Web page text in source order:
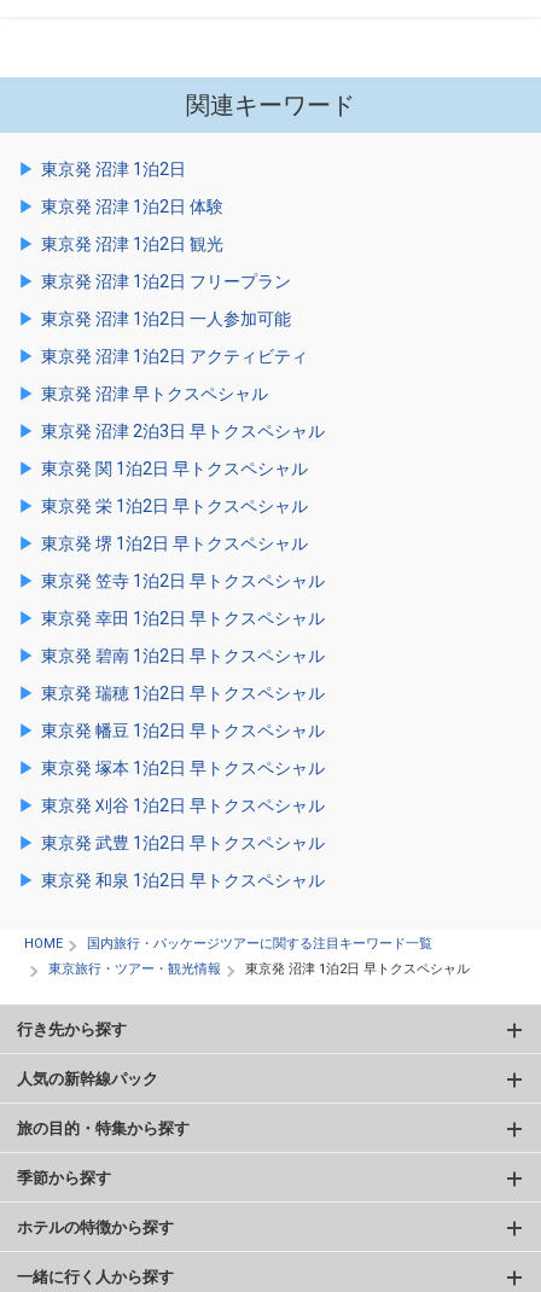
関連キーワード
東京発 沼津 1泊2日
東京発 沼津 1泊2日 体験
東京発 沼津 1泊2日 観光
東京発 沼津 1泊2日 フリープラン
東京発 沼津 1泊2日 一人参加可能
東京発 沼津 1泊2日 アクティビティ
東京発 沼津 早トクスペシャル
東京発 沼津 2泊3日 早トクスペシャル
東京発 関 1泊2日 早トクスペシャル
東京発 栄 1泊2日 早トクスペシャル
東京発 堺 1泊2日 早トクスペシャル
東京発 笠寺 1泊2日 早トクスペシャル
東京発 幸田 1泊2日 早トクスペシャル
東京発 碧南 1泊2日 早トクスペシャル
東京発 瑞穂 1泊2日 早トクスペシャル
東京発 幡豆 1泊2日 早トクスペシャル
東京発 塚本 1泊2日 早トクスペシャル
東京発 刈谷 1泊2日 早トクスペシャル
東京発 武豊 1泊2日 早トクスペシャル
東京発 和泉 1泊2日 早トクスペシャル
HOME
国内旅行・パッケージツアーに関する注目キーワード一覧
東京旅行・ツアー・観光情報
東京発 沼津 1泊2日 早トクスペシャル
行き先から探す
人気の新幹線パック
旅の目的・特集から探す
季節から探す
ホテルの特徴から探す
一緒に行く人から探す